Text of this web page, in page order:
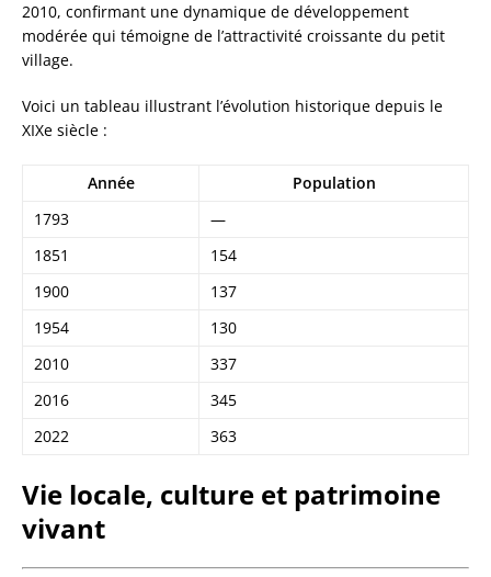
2010, confirmant une dynamique de développement
modérée qui témoigne de l’attractivité croissante du petit
village.
Voici un tableau illustrant l’évolution historique depuis le
XIXe siècle :
Année
Population
1793
—
1851
154
1900
137
1954
130
2010
337
2016
345
2022
363
Vie locale, culture et patrimoine
vivant